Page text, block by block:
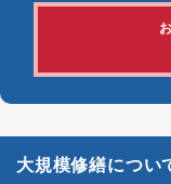
大規模修繕につい